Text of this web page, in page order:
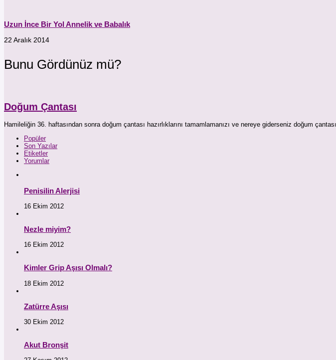
Uzun İnce Bir Yol Annelik ve Babalık
22 Aralık 2014
Bunu Gördünüz mü?
Doğum Çantası
Hamileliğin 36. haftasından sonra doğum çantası hazırlıklarını tamamlamanızı ve nereye giderseniz doğum
Popüler
Son Yazılar
Etiketler
Yorumlar
Penisilin Alerjisi
16 Ekim 2012
Nezle miyim?
16 Ekim 2012
Kimler Grip Aşısı Olmalı?
18 Ekim 2012
Zatürre Aşısı
30 Ekim 2012
Akut Bronşit